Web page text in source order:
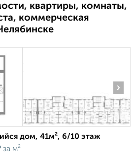
квартиры, комнаты,
коммерческая
›
дом, 41м², 6/10 этаж
за м²